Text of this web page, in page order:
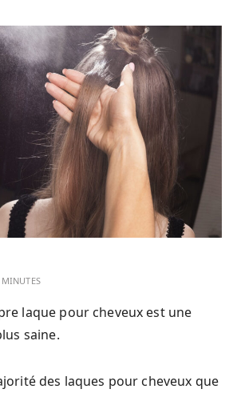
laque pour cheveux est une
saine.
des laques pour cheveux que